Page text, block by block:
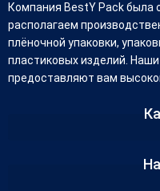
Компания BestY Pack была
располагаем
плёночной упаковки,
пластиковых изделий.
предоставляют вам